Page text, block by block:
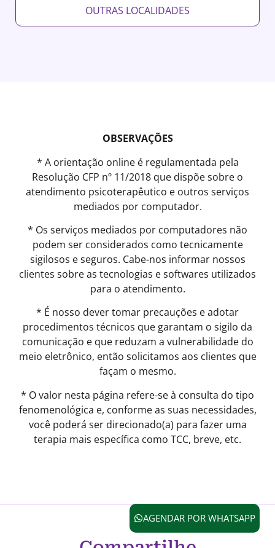
OUTRAS LOCALIDADES
OBSERVAÇÕES
* A orientação online é regulamentada pela
Resolução CFP nº 11/2018 que dispõe sobre o
atendimento psicoterapêutico e outros serviços
mediados por computador.
* Os serviços mediados por computadores não
podem ser considerados como tecnicamente
sigilosos e seguros. Cabe-nos informar nossos
clientes sobre as tecnologias e softwares utilizados
para o atendimento.
* É nosso dever tomar precauções e adotar
procedimentos técnicos que garantam o sigilo da
comunicação e que reduzam a vulnerabilidade do
meio eletrônico, então solicitamos aos clientes que
façam o mesmo.
* O valor nesta página refere-se à consulta do tipo
fenomenológica e, conforme as suas necessidades,
você poderá ser direcionado(a) para fazer uma
terapia mais específica como TCC, breve, etc.
AGENDAR POR WHATSAPP